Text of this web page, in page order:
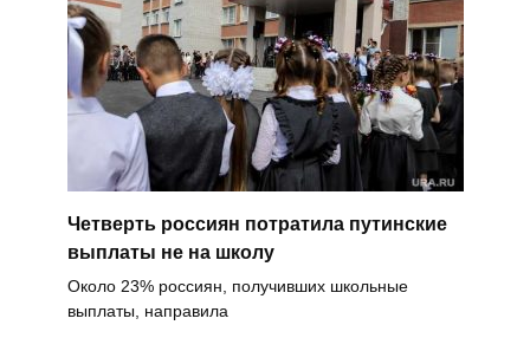
Четверть россиян потратила путинские
выплаты не на школу
Около 23% россиян, получивших школьные
выплаты, направила